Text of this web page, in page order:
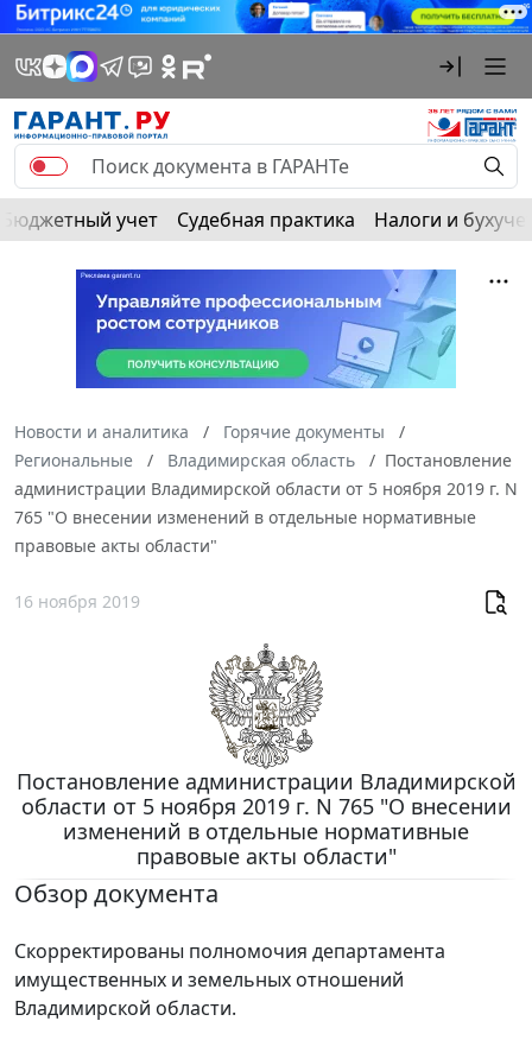
Бюджетный учет Судебная практика Налоги и
Новости и аналитика
Горячие документы
Региональные
Владимирская область
Постановление
администрации Владимирской области от 5 ноября 2019 г. N
765 "О внесении изменений в отдельные нормативные
правовые акты области"
16 ноября 2019
Постановление администрации Владимирской
области от 5 ноября 2019 г. N 765 "О внесении
изменений в отдельные нормативные
правовые акты области"
Обзор документа
Скорректированы полномочия департамента
имущественных и земельных отношений
Владимирской области.